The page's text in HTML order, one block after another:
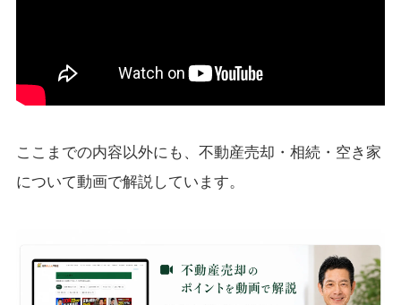
ここまでの内容以外にも、不動産売却・相続・空き家
について動画で解説しています。